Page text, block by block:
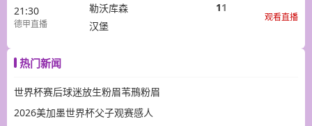
21:30
德甲直播
勒沃库森
汉堡
11
观看直播
热门新闻
世界杯赛后球迷放生粉眉苇鳽粉眉
2026美加墨世界杯父子观赛感人